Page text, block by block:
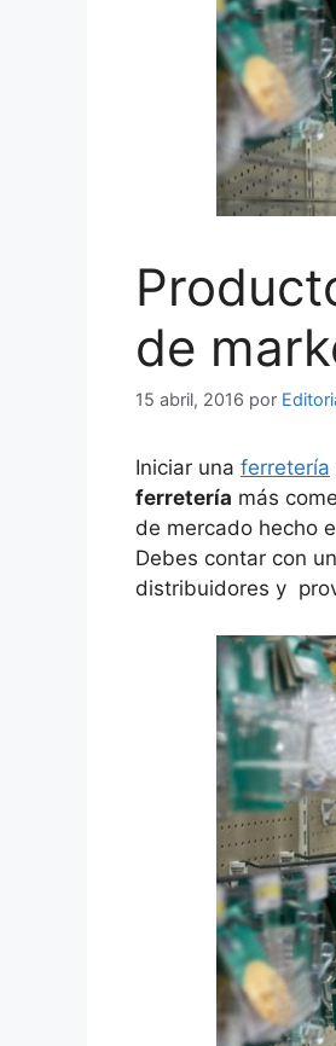
de
15 abril, 2016 por
Iniciar una ferretería
ferretería más
de mercado hecho
Debes contar con
distribuidores y